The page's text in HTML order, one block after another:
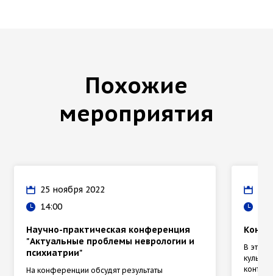
Похожие
мероприятия
25 ноября 2022
14:00
Научно-практическая конференция
"Актуальные проблемы неврологии и
психиатрии"
На конференции обсудят результаты
В этом